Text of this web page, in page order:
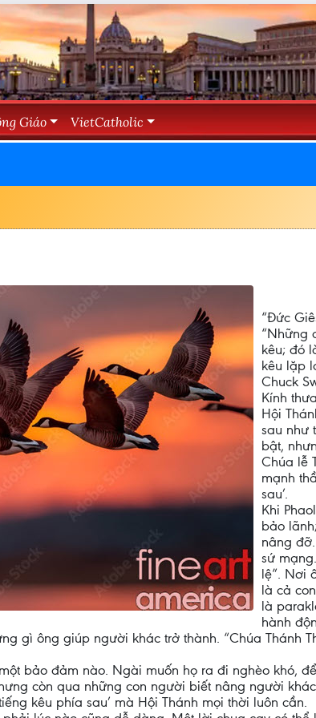
Giáo VietCatholic
“Đức
“Những
kêu; đó
kêu lặp
Chuck
Kính
Hội
sau như
bật,
Chúa lễ
mạnh
sau’.
Khi
bảo
nâng
sứ
lệ”. Nơi
là cả
là
hành
gì ông giúp người khác trở thành. “Chúa Thánh
bảo đảm nào. Ngài muốn họ ra đi nghèo khó,
còn qua những con người biết nâng người
kêu phía sau’ mà Hội Thánh mọi thời luôn cần.